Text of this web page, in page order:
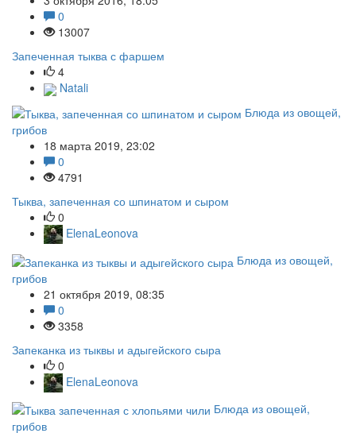
0
13007
Запеченная тыква с фаршем
4
Natali
Блюда из овощей,
грибов
18 марта 2019, 23:02
0
4791
Тыква, запеченная со шпинатом и сыром
0
ElenaLeonova
Блюда из овощей,
грибов
21 октября 2019, 08:35
0
3358
Запеканка из тыквы и адыгейского сыра
0
ElenaLeonova
Блюда из овощей,
грибов